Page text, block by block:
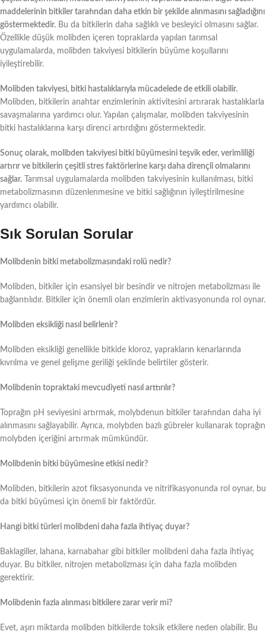
maddelerinin bitkiler tarafından daha etkin bir şekilde alınmasını sağladığını
göstermektedir. Bu da bitkilerin daha sağlıklı ve besleyici olmasını sağlar.
Özellikle düşük molibden içeren topraklarda yapılan tarımsal
uygulamalarda, molibden takviyesi bitkilerin büyüme koşullarını
iyileştirebilir.
Molibden takviyesi, bitki hastalıklarıyla mücadelede de etkili olabilir.
Molibden, bitkilerin anahtar enzimlerinin aktivitesini artırarak hastalıklarla
savaşmalarına yardımcı olur. Yapılan çalışmalar, molibden takviyesinin
bitki hastalıklarına karşı direnci artırdığını göstermektedir.
Sonuç olarak, molibden takviyesi bitki büyümesini teşvik eder, verimliliği
artırır ve bitkilerin çeşitli stres faktörlerine karşı daha dirençli olmalarını
sağlar. Tarımsal uygulamalarda molibden takviyesinin kullanılması, bitki
metabolizmasının düzenlenmesine ve bitki sağlığının iyileştirilmesine
yardımcı olabilir.
Sık Sorulan Sorular
Molibdenin bitki metabolizmasındaki rolü nedir?
Molibden, bitkiler için esansiyel bir besindir ve nitrojen metabolizması ile
bağlantılıdır. Bitkiler için önemli olan enzimlerin aktivasyonunda rol oynar.
Molibden eksikliği nasıl belirlenir?
Molibden eksikliği genellikle bitkide kloroz, yaprakların kenarlarında
kıvrılma ve genel gelişme geriliği şeklinde belirtiler gösterir.
Molibdenin topraktaki mevcudiyeti nasıl arttırılır?
Toprağın pH seviyesini artırmak, molybdenun bitkiler tarafından daha iyi
alınmasını sağlayabilir. Ayrıca, molybden bazlı gübreler kullanarak toprağın
molybden içeriğini artırmak mümkündür.
Molibdenin bitki büyümesine etkisi nedir?
Molibden, bitkilerin azot fiksasyonunda ve nitrifikasyonunda rol oynar, bu
da bitki büyümesi için önemli bir faktördür.
Hangi bitki türleri molibdeni daha fazla ihtiyaç duyar?
Baklagiller, lahana, karnabahar gibi bitkiler molibdeni daha fazla ihtiyaç
duyar. Bu bitkiler, nitrojen metabolizması için daha fazla molibden
gerektirir.
Molibdenin fazla alınması bitkilere zarar verir mi?
Evet, aşırı miktarda molibden bitkilerde toksik etkilere neden olabilir. Bu